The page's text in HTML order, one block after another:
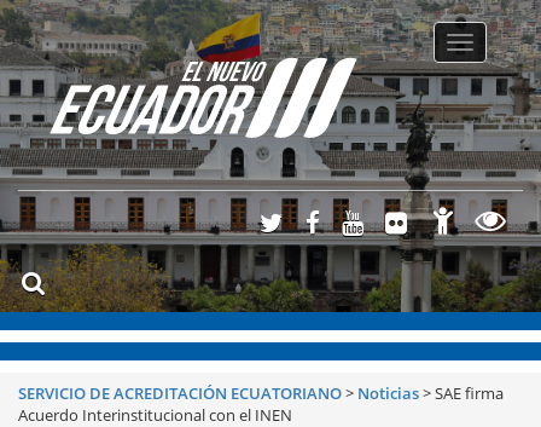
Toggle
SERVICIO DE ACREDITACIÓN ECUATORIANO> Noticias>SAE firma
Acuerdo Interinstitucional con el INEN